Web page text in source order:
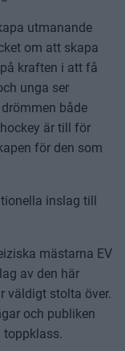
utmanande
om att skapa
kraften i att få
unga ser
både
är till för
för den som
inslag till
mästarna EV
av den här
väldigt stolta över.
och publiken
toppklass.